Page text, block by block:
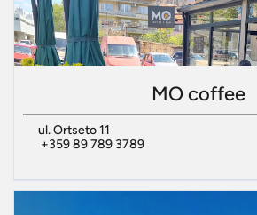
MO coffee
ul. Ortseto 11
+359 89 789 3789